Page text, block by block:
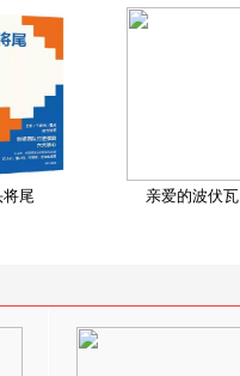
将尾 亲爱的波伏瓦